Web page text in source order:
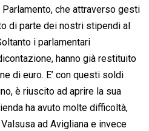
l
L
i
n
k
t che attraverso gesti
di parte dei nostri stipendi al
i parlamentari
hanno già restituito
di euro. E’ con questi soldi
è riuscito ad aprire la sua
ha avuto molte difficoltà,
ad Avigliana e invece